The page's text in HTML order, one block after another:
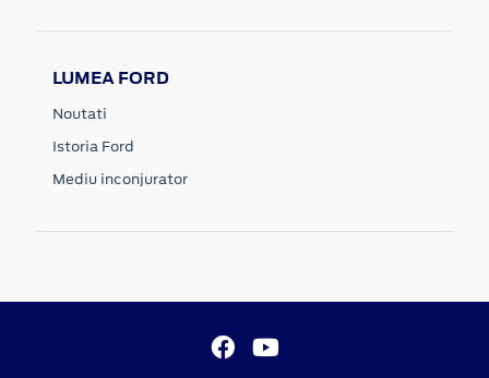
LUMEA FORD
Noutati
Istoria Ford
Mediu inconjurator